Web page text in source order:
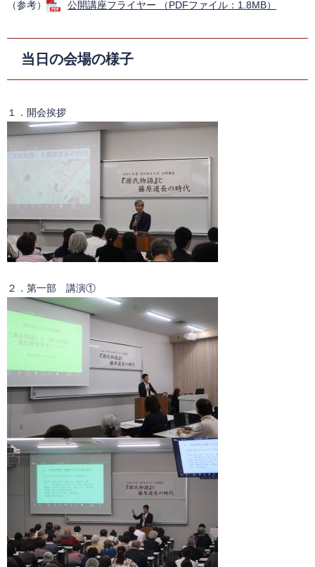
（参考） 公開講座フライヤー （PDFファイル：1.8MB）
当日の会場の様子
１．開会挨拶
２．第一部 講演①